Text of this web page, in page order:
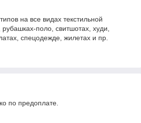
на все видах текстильной
поло, свитшотах, худи,
спецодежде, жилетах и пр.
по предоплате.